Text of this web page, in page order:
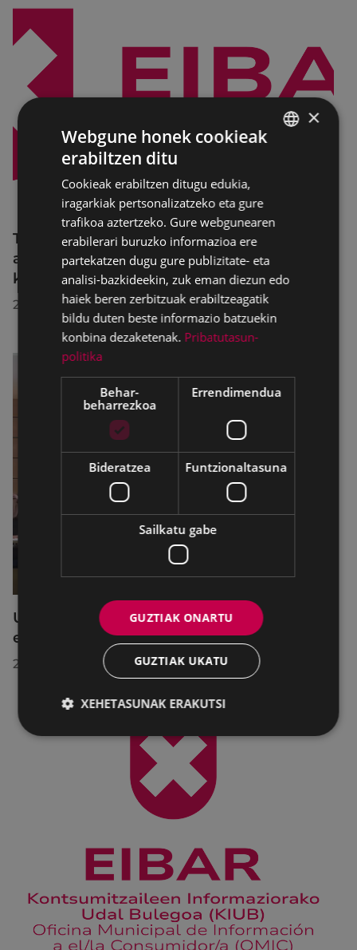
Trafiko-murrizketak Egogain kalean
abuztuaren 10etik abuztuaren 23ra,
konponketa-lanak direla-eta
2026/07/30
Udalbatzak 2026ko uztailaren 27an
egindako bilkuran hartutako erabakiak
2026/07/28
×
Webgune honek cookieak
erabiltzen ditu
Cookieak erabiltzen ditugu edukia,
iragarkiak pertsonalizatzeko eta gure
trafikoa aztertzeko. Gure webgunearen
erabilerari buruzko informazioa ere
partekatzen dugu gure publizitate- eta
analisi-bazkideekin, zuk eman diezun edo
haiek beren zerbitzuak erabiltzeagatik
bildu duten beste informazio batzuekin
konbina dezaketenak. Pribatutasun-
politika
Behar-
beharrezkoa
Errendimendua
Bideratzea Funtzionaltasuna
Sailkatu gabe
GUZTIAK ONARTU
GUZTIAK UKATU
XEHETASUNAK ERAKUTSI